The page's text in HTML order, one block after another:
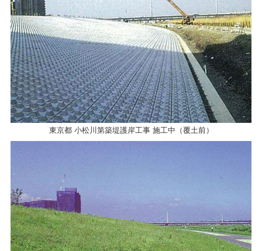
東京都 小松川第築堤護岸工事 施工中（覆土前）